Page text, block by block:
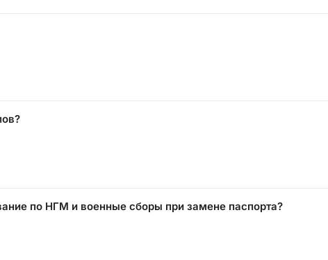
по НГМ и военные сборы при замене паспорта?